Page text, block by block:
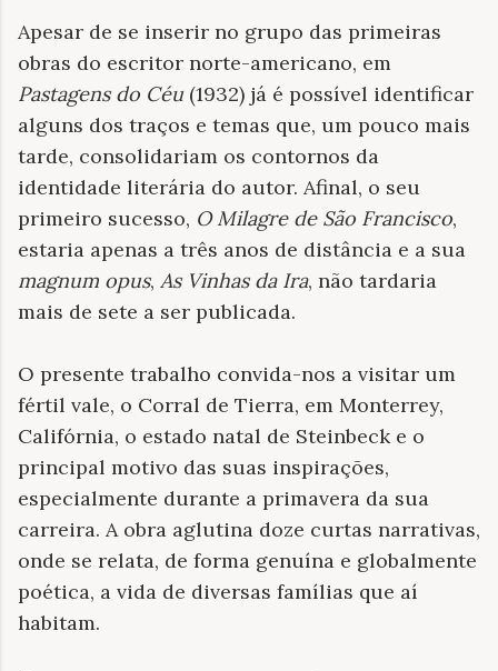
Apesar de se inserir no grupo das primeiras
obras do escritor norte-americano, em
Pastagens do Céu (1932) já é possível identificar
alguns dos traços e temas que, um pouco mais
tarde, consolidariam os contornos da
identidade literária do autor. Afinal, o seu
primeiro sucesso, O Milagre de São Francisco,
estaria apenas a três anos de distância e a sua
magnum opus, As Vinhas da Ira, não tardaria
mais de sete a ser publicada.
O presente trabalho convida-nos a visitar um
fértil vale, o Corral de Tierra, em Monterrey,
Califórnia, o estado natal de Steinbeck e o
principal motivo das suas inspirações,
especialmente durante a primavera da sua
carreira. A obra aglutina doze curtas narrativas,
onde se relata, de forma genuína e globalmente
poética, a vida de diversas famílias que aí
habitam.